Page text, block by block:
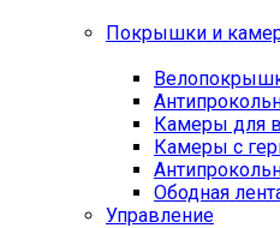
Покрышки и
Камеры для
Камеры с
Ободная
Управление